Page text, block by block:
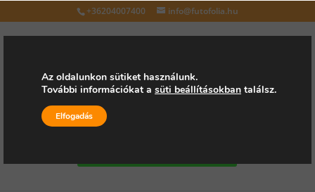
+36204007400 info@futofolia.hu
Válasszon oldalt
Az oldalunkon sütiket használunk.
További információkat a süti beállításokban találsz.
Elfogadás